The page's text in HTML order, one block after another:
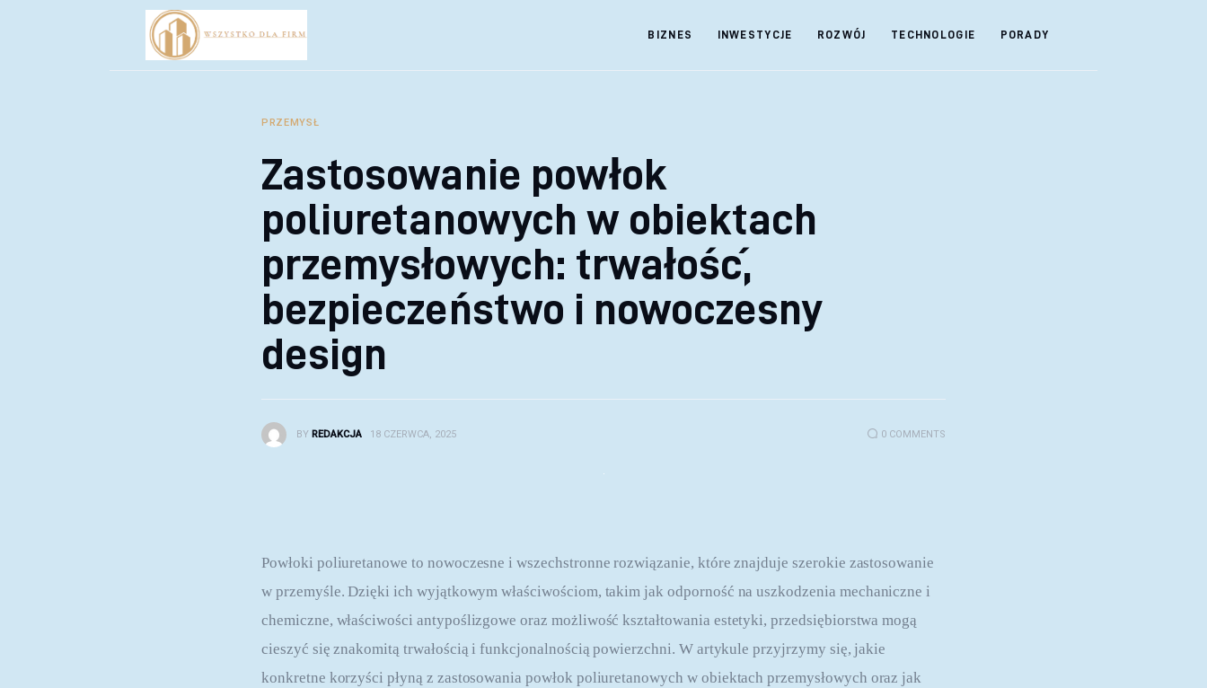
BIZNES INWESTYCJE ROZWÓJ TECHNOLOGIE PORADY
PRZEMYSŁ
Zastosowanie powłok
poliuretanowych w obiektach
przemysłowych: trwałość,
bezpieczeństwo i nowoczesny
design
BY REDAKCJA 18 CZERWCA, 2025 0 COMMENTS
Powłoki poliuretanowe to nowoczesne i wszechstronne rozwiązanie, które znajduje szerokie zastosowanie
w przemyśle. Dzięki ich wyjątkowym właściwościom, takim jak odporność na uszkodzenia mechaniczne i
chemiczne, właściwości antypoślizgowe oraz możliwość kształtowania estetyki, przedsiębiorstwa mogą
cieszyć się znakomitą trwałością i funkcjonalnością powierzchni. W artykule przyjrzymy się, jakie
konkretne korzyści płyną z zastosowania powłok poliuretanowych w obiektach przemysłowych oraz jak